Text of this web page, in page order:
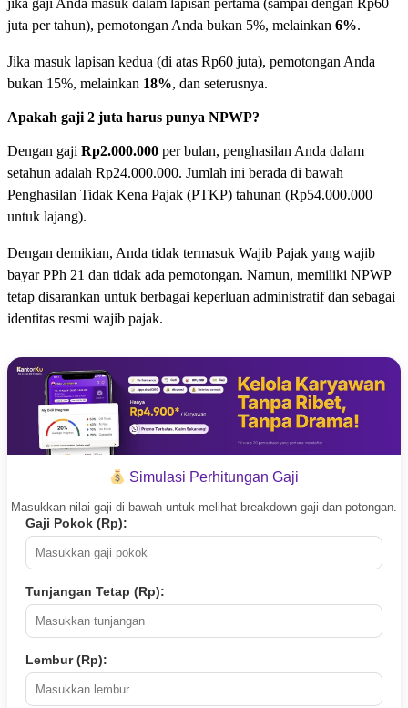
juta per tahun), pemotongan Anda bukan 5%, melainkan 6%.
Jika masuk lapisan kedua (di atas Rp60 juta), pemotongan Anda
bukan 15%, melainkan 18%, dan seterusnya.
Apakah gaji 2 juta harus punya NPWP?
Dengan gaji Rp2.000.000 per bulan, penghasilan Anda dalam
setahun adalah Rp24.000.000. Jumlah ini berada di bawah
Penghasilan Tidak Kena Pajak (PTKP) tahunan (Rp54.000.000
untuk lajang).
Dengan demikian, Anda tidak termasuk Wajib Pajak yang wajib
bayar PPh 21 dan tidak ada pemotongan. Namun, memiliki NPWP
tetap disarankan untuk berbagai keperluan administratif dan sebagai
identitas resmi wajib pajak.
Simulasi Perhitungan Gaji
Masukkan nilai gaji di bawah untuk melihat breakdown gaji dan potongan.
Gaji Pokok (Rp):
Tunjangan Tetap (Rp):
Lembur (Rp):